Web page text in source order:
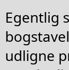
Egentlig
udligne